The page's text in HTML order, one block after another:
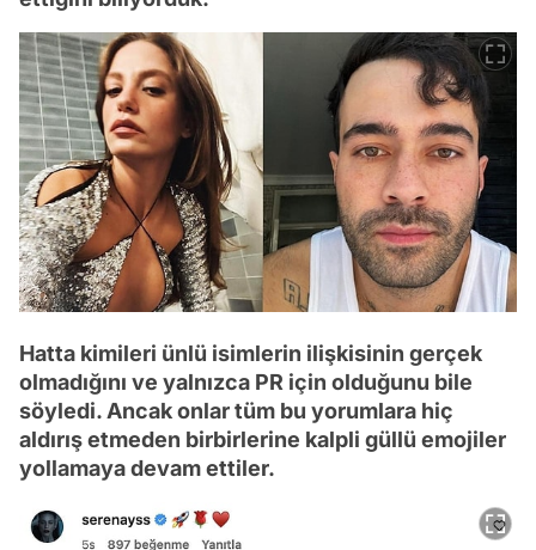
Hatta kimileri ünlü isimlerin ilişkisinin gerçek
olmadığını ve yalnızca PR için olduğunu bile
söyledi. Ancak onlar tüm bu yorumlara hiç
aldırış etmeden birbirlerine kalpli güllü emojiler
yollamaya devam ettiler.